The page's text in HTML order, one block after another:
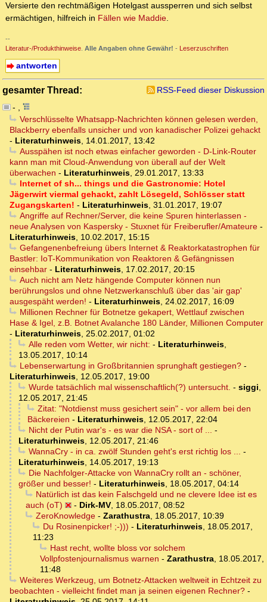
Versierte den rechtmäßigen Hotelgast aussperren und sich selbst
ermächtigen, hilfreich in Fällen wie Maddie.
--
Literatur-/Produkthinweise. Alle Angaben ohne Gewähr! - Leserzuschriften
antworten
gesamter Thread:
RSS-Feed dieser Diskussion
- ,
Verschlüsselte Whatsapp-Nachrichten können gelesen werden,
Blackberry ebenfalls unsicher und von kanadischer Polizei gehackt
- Literaturhinweis, 14.01.2017, 13:42
Ausspähen ist noch etwas einfacher geworden - D-Link-Router
kann man mit Cloud-Anwendung von überall auf der Welt
überwachen - Literaturhinweis, 29.01.2017, 13:33
Internet of sh... things und die Gastronomie: Hotel
Jägerwirt viermal gehackt, zahlt Lösegeld, Schlösser statt
Zugangskarten! - Literaturhinweis, 31.01.2017, 19:07
Angriffe auf Rechner/Server, die keine Spuren hinterlassen -
neue Analysen von Kaspersky - Stuxnet für Freiberufler/Amateure -
Literaturhinweis, 10.02.2017, 15:15
Gefangenenbefreiung übers Internet & Reaktorkatastrophen für
Bastler: IoT-Kommunikation von Reaktoren & Gefängnissen
einsehbar - Literaturhinweis, 17.02.2017, 20:15
Auch nicht am Netz hängende Computer können nun
berührungslos und ohne Netzwerkanschluß über das 'air gap'
ausgespäht werden! - Literaturhinweis, 24.02.2017, 16:09
Millionen Rechner für Botnetze gekapert, Wettlauf zwischen
Hase & Igel, z.B. Botnet Avalanche 180 Länder, Millionen Computer
- Literaturhinweis, 25.02.2017, 01:02
Alle reden vom Wetter, wir nicht: - Literaturhinweis,
13.05.2017, 10:14
Lebenserwartung in Großbritannien sprunghaft gestiegen?-
Literaturhinweis, 12.05.2017, 19:00
Wurde tatsächlich mal wissenschaftlich(?) untersucht. - siggi,
12.05.2017, 21:45
Zitat: "Notdienst muss gesichert sein" - vor allem bei den
Bäckereien - Literaturhinweis, 12.05.2017, 22:04
Nicht der Putin war's - es war die NSA - sort of ... -
Literaturhinweis, 12.05.2017, 21:46
WannaCry - in ca. zwölf Stunden geht's erst richtig los ... -
Literaturhinweis, 14.05.2017, 19:13
Die Nachfolger-Attacke von WannaCry rollt an - schöner,
größer und besser! - Literaturhinweis, 18.05.2017, 04:14
Natürlich ist das kein Falschgeld und ne clevere Idee ist es
auch (oT)
- Dirk-MV, 18.05.2017, 08:52
ZeroKnowledge- Zarathustra, 18.05.2017, 10:39
Du Rosinenpicker! ;-))) - Literaturhinweis, 18.05.2017,
11:23
Hast recht, wollte bloss vor solchem
Vollpfostenjournalismus warnen - Zarathustra, 18.05.2017,
11:48
Weiteres Werkzeug, um Botnetz-Attacken weltweit in Echtzeit zu
beobachten - vielleicht findet man ja seinen eigenen Rechner? -